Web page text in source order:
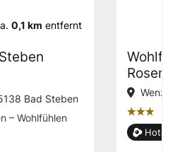
0,1 km entfernt
Bad Steben
– Wohlfühlen
țțț
Hotel